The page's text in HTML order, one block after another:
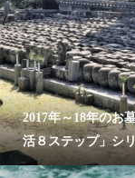
2017年～18年のお
活８ステップ」シ